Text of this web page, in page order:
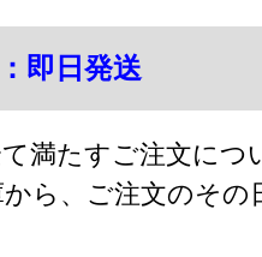
即日発送
満たすご注文につ
から、ご注文のそ